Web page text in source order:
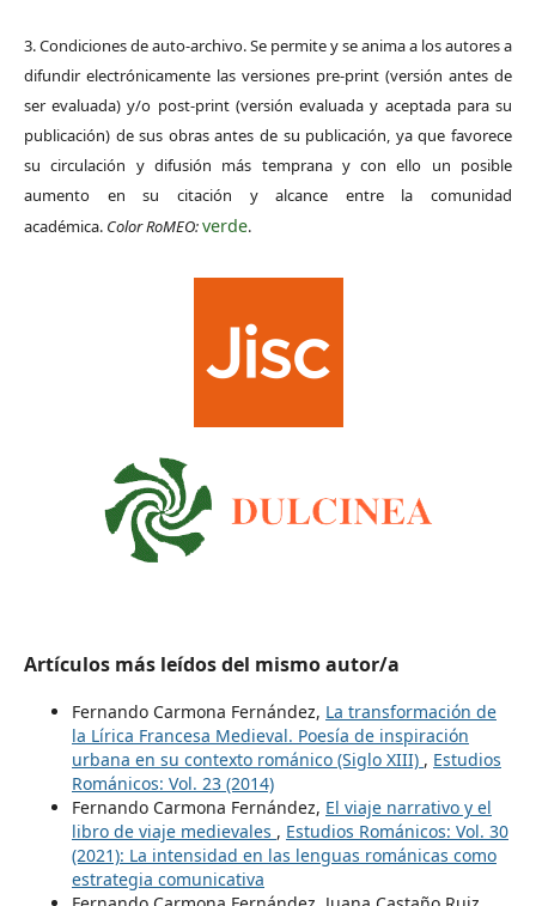
3. Condiciones de auto-archivo. Se permite y se anima a los autores a
difundir electrónicamente las versiones pre-print (versión antes de
ser evaluada) y/o post-print (versión evaluada y aceptada para su
publicación) de sus obras antes de su publicación, ya que favorece
su circulación y difusión más temprana y con ello un posible
aumento en su citación y alcance entre la comunidad
académica. Color RoMEO:verde.
Artículos más leídos del mismo autor/a
Fernando Carmona Fernández, La transformación de
la Lírica Francesa Medieval. Poesía de inspiración
urbana en su contexto románico (Siglo XIII) , Estudios
Románicos: Vol. 23 (2014)
Fernando Carmona Fernández, El viaje narrativo y el
libro de viaje medievales , Estudios Románicos: Vol. 30
(2021): La intensidad en las lenguas románicas como
estrategia comunicativa